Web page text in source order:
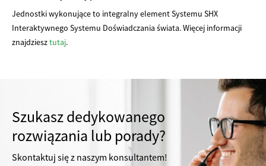
Jednostki wykonujące to integralny element Systemu SHX
Interaktywnego Systemu Doświadczania świata. Więcej informacji
znajdziesztutaj.
Szukasz dedykowanego
rozwiązania lub porady?
Skontaktuj się z naszym konsultantem!